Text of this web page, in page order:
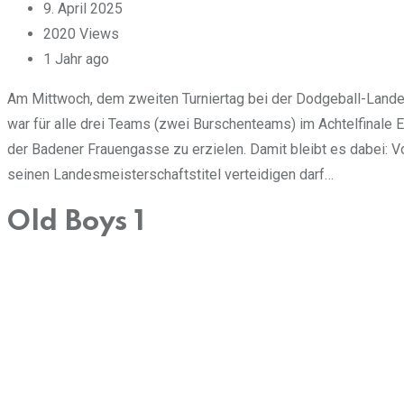
9. April 2025
2020 Views
1 Jahr ago
Am Mittwoch, dem zweiten Turniertag bei der Dodgeball-
war für alle drei Teams (zwei Burschenteams) im Achtelfinale
der Badener Frauengasse zu erzielen. Damit bleibt es dabei:
seinen Landesmeisterschaftstitel verteidigen darf…
Old Boys 1